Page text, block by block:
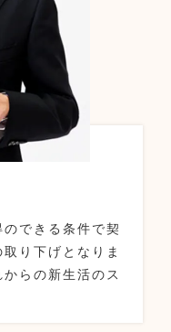
できる条件で契
取り下げとなりま
らの新生活のス